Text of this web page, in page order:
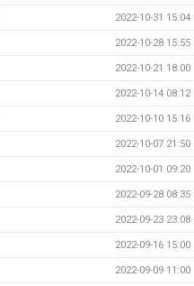
2022-10-31 15:04
2022-10-28 15:55
2022-10-21 18:00
2022-10-14 08:12
2022-10-10 15:16
2022-10-07 21:50
2022-10-01 09:20
2022-09-28 08:35
2022-09-23 23:08
2022-09-16 15:00
2022-09-09 11:00